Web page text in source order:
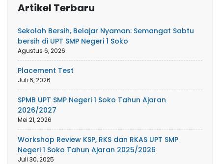
Artikel Terbaru
Sekolah Bersih, Belajar Nyaman: Semangat Sabtu
bersih di UPT SMP Negeri 1 Soko
Agustus 6, 2026
Placement Test
Juli 6, 2026
SPMB UPT SMP Negeri 1 Soko Tahun Ajaran
2026/2027
Mei 21, 2026
Workshop Review KSP, RKS dan RKAS UPT SMP
Negeri 1 Soko Tahun Ajaran 2025/2026
Juli 30, 2025